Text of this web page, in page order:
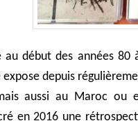
au début des années 80
expose depuis
aussi au Maroc ou
en 2016 une